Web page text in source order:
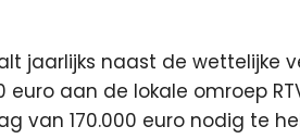
jaarlijks naast de wettelijke
aan de lokale omroep
van 170.000 euro nodig te